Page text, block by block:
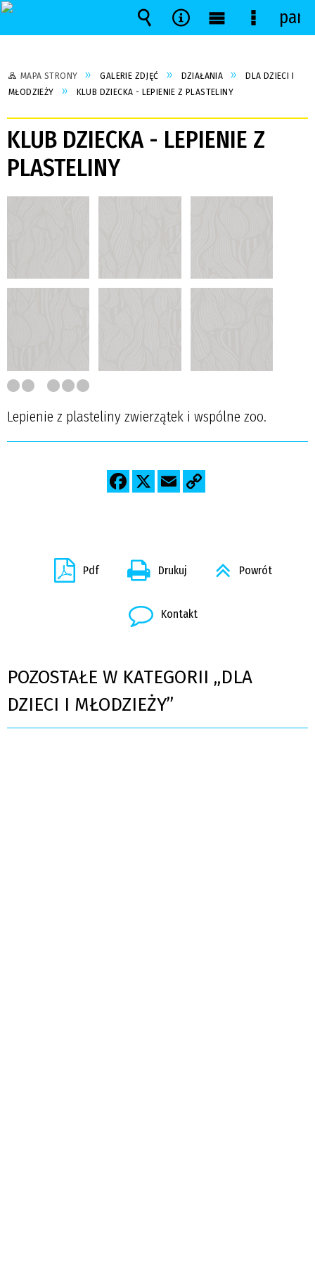
MAPA STRONY GALERIE ZDJĘĆ DZIAŁANIA
DLA DZIECI I
MŁODZIEŻY
KLUB DZIECKA - LEPIENIE Z PLASTELINY
KLUB DZIECKA - LEPIENIE Z
PLASTELINY
Lepienie z plasteliny zwierzątek i wspólne zoo.
Pdf Drukuj Powrót
Kontakt
POZOSTAŁE W KATEGORII „DLA
DZIECI I MŁODZIEŻY”
Wyszukiwarka
Narzędzia
MenuMenu